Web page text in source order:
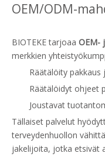
OEM/ODM-
BIOTEKE tarjoaa OEM-
merkkien
Räätälöity pakkaus
Räätälöidyt ohjeet
Joustavat
Tällaiset palvelut
terveydenhuollon
jakelijoita, jotka etsivät